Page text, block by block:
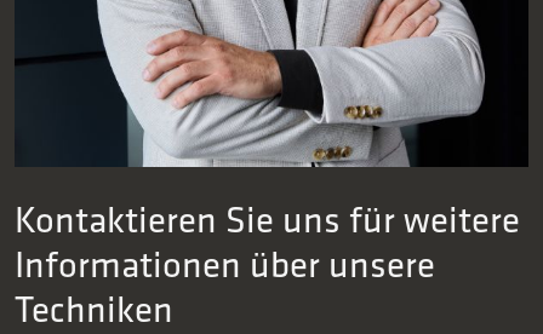
Kontaktieren Sie uns für weitere
Informationen über unsere
Techniken